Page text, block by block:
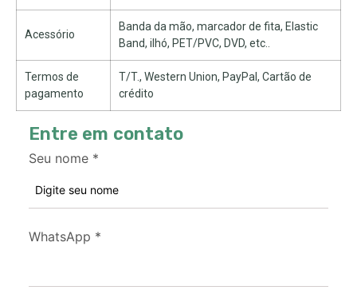
Acessório
Banda da mão, marcador de fita, Elastic
Band, ilhó, PET/PVC, DVD, etc..
Termos de
pagamento
T/T., Western Union, PayPal, Cartão de
crédito
Entre em contato
Seu nome *
WhatsApp *